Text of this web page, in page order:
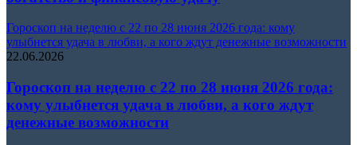
Гороскоп на неделю с 22 по 28 июня 2026 года: кому
улыбнется удача в любви, а кого ждут денежные возможности
22.06.2026
Гороскоп на неделю с 22 по 28 июня 2026 года:
кому улыбнется удача в любви, а кого ждут
денежные возможности